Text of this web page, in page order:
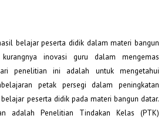
belajar peserta didik dalam materi bangun
inovasi guru dalam mengemas
penelitian ini adalah untuk mengetahui
petak persegi dalam peningkatan
peserta didik pada materi bangun datar.
adalah Penelitian Tindakan Kelas (PTK)